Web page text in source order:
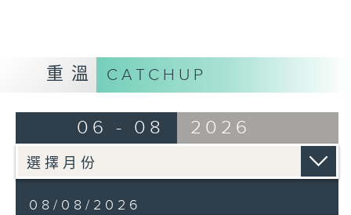
重溫 CATCHUP
06 - 08 2026
08/08/2026